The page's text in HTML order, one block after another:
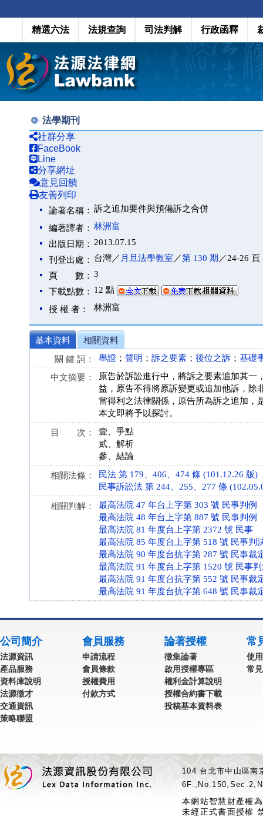
精選六法 法規查詢 司法判解 行政函釋
法學期刊
社群分享
FaceBook
Line
分享網址
意見回饋
友善列印
論著名稱： 訴之追加要件與預備訴之合併
編著譯者： 林洲富
出版日期： 2013.07.15
刊登出處： 台灣／ 月旦法學教室 ／第 130 期 ／24-26 頁
頁 數： 3
下載點數： 12 點
授 權 者： 林洲富
基本資料
相關資料
關 鍵 詞：
舉證 ； 聲明 ； 訴之要素 ； 後位之訴 ； 基礎
中文摘要：
原告於訴訟進行中，將訴之要素追加其
益，原告不得將原訴變更或追加他訴，除
當得利之法律關係，原告所為訴之追加，
本文即將予以探討。
目 次：
壹、爭點
貳、解析
參、結論
相關法條：
民法 第 179、406、474 條 (101.12.26 版)
民事訴訟法 第 244、255、277 條
相關判解：
最高法院 47 年台上字第 303 號 民事判例
最高法院 48 年台上字第 887 號 民事判例
最高法院 81 年度台上字第 2372 號 民事
最高法院 85 年度台上字第 518 號 民事判
最高法院 90 年度台抗字第 287 號 民事裁
最高法院 91 年度台上字第 1520 號 民事
最高法院 91 年度台抗字第 552 號 民事裁
最高法院 91 年度台抗字第 648 號 民事裁
公司簡介
法源資訊
產品服務
資料庫說明
法源徵才
交通資訊
策略聯盟
會員服務
申請流程
會員條款
授權費用
付款方式
論著授權
徵集論著
啟用授權專區
權利金計算說明
授權合約書下載
投稿基本資料表
常
使
常
104 台北市中山區
本網站智慧財產權
未經正式書面授權